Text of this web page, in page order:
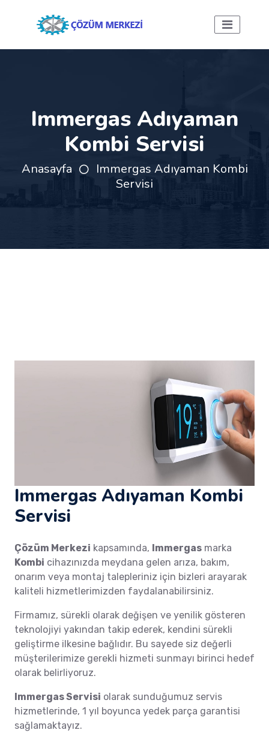
Immergas Adıyaman
Kombi Servisi
Anasayfa
Immergas Adıyaman Kombi
Servisi
Immergas Adıyaman Kombi
Servisi
Çözüm Merkezi kapsamında, Immergas marka
Kombi cihazınızda meydana gelen arıza, bakım,
onarım veya montaj talepleriniz için bizleri arayarak
kaliteli hizmetlerimizden faydalanabilirsiniz.
Firmamız, sürekli olarak değişen ve yenilik gösteren
teknolojiyi yakından takip ederek, kendini sürekli
geliştirme ilkesine bağlıdır. Bu sayede siz değerli
müşterilerimize gerekli hizmeti sunmayı birinci hedef
olarak belirliyoruz.
Immergas Servisi olarak sunduğumuz servis
hizmetlerinde, 1 yıl boyunca yedek parça garantisi
sağlamaktayız.